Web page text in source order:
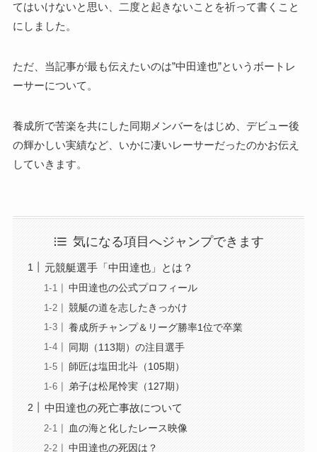
てはいけないと思い、二度と起きないことを祈って書くこと
にしました。
ただ、当記事が最も伝えたいのは”中田達也”というボートレ
ーサーについて。
養成所で苦楽を共にした同期メンバーをはじめ、デビュー後
の輝かしい実績など、いかに凄いレーサーだったのかお伝え
していきます。
気になる項目へジャンプできます
元競艇選手「中田達也」とは？
中田達也の公式プロフィール
競艇の道を志したきっかけ
養成所チャンプ＆リーグ勝率1位で卒業
同期（113期）の注目選手
師匠は塩田北斗（105期）
弟子は松尾怜実（127期）
中田達也の死亡事故について
血の海と化したレース映像
中田達也の死因は？